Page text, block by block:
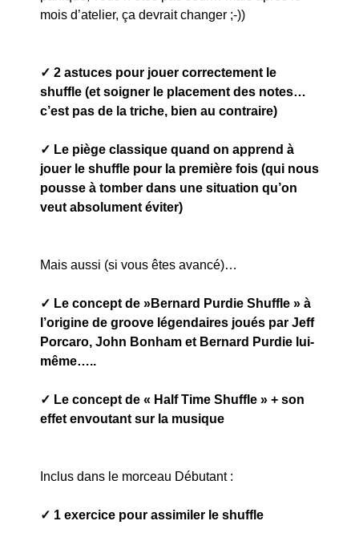
mois d’atelier, ça devrait changer ;-))
✓ 2 astuces pour jouer correctement le
shuffle (et soigner le placement des notes…
c’est pas de la triche, bien au contraire)
✓ Le piège classique quand on apprend à
jouer le shuffle pour la première fois (qui nous
pousse à tomber dans une situation qu’on
veut absolument éviter)
Mais aussi (si vous êtes avancé)…
✓ Le concept de »Bernard Purdie Shuffle » à
l’origine de groove légendaires joués par Jeff
Porcaro, John Bonham et Bernard Purdie lui-
même…..
✓ Le concept de « Half Time Shuffle » + son
effet envoutant sur la musique
Inclus dans le morceau Débutant :
✓ 1 exercice pour assimiler le shuffle